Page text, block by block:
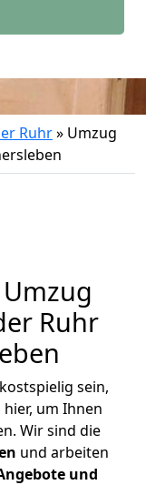
Ruhr» Umzug
Ruhr
sein,
um Ihnen
Wir sind die
und arbeiten
und